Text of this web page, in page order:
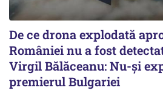
De ce drona explodată
României nu a fost
Virgil Bălăceanu: Nu-și
premierul Bulgariei